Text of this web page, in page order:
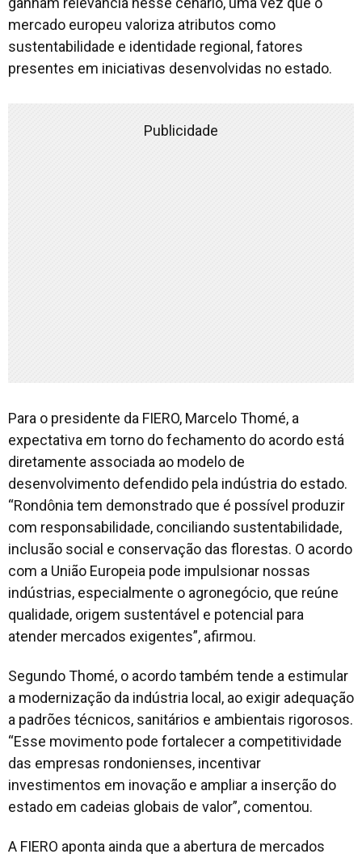
mercado europeu valoriza atributos como
sustentabilidade e identidade regional, fatores
presentes em iniciativas desenvolvidas no estado.
Publicidade
Para o presidente da FIERO, Marcelo Thomé, a
expectativa em torno do fechamento do acordo está
diretamente associada ao modelo de
desenvolvimento defendido pela indústria do estado.
“Rondônia tem demonstrado que é possível produzir
com responsabilidade, conciliando sustentabilidade,
inclusão social e conservação das florestas. O acordo
com a União Europeia pode impulsionar nossas
indústrias, especialmente o agronegócio, que reúne
qualidade, origem sustentável e potencial para
atender mercados exigentes”, afirmou.
Segundo Thomé, o acordo também tende a estimular
a modernização da indústria local, ao exigir adequação
a padrões técnicos, sanitários e ambientais rigorosos.
“Esse movimento pode fortalecer a competitividade
das empresas rondonienses, incentivar
investimentos em inovação e ampliar a inserção do
estado em cadeias globais de valor”, comentou.
A FIERO aponta ainda que a abertura de mercados